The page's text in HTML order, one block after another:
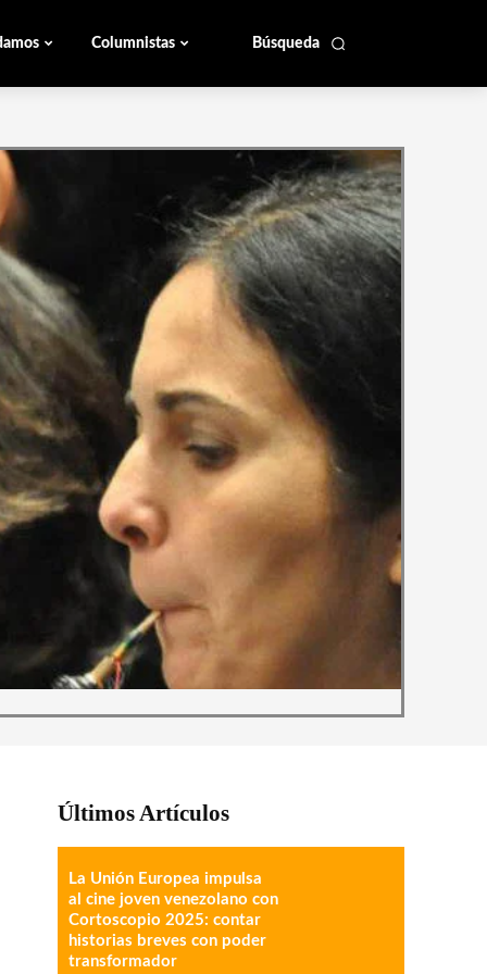
Búsqueda
Columnistas
Últimos Artículos
La Unión Europea impulsa
al cine joven venezolano con
Cortoscopio 2025: contar
historias breves con poder
transformador